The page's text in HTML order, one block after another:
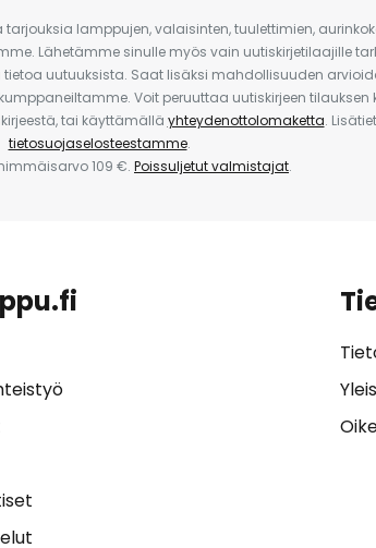
lamppujen, valaisinten, tuulettimien,
Lähetämme sinulle myös vain uutiskirjetilaajille
tietoa uutuuksista. Saat lisäksi mahdollisuuden
Voit peruuttaa uutiskirjeen tilauksen
tai käyttämällä yhteydenottolomaketta.
tietosuojaselosteestamme.
109 €. Poissuljetut valmistajat.